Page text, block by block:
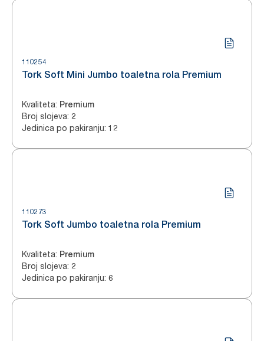
110254
Tork Soft Mini Jumbo toaletna rola Premium
Kvaliteta: Premium
Broj slojeva: 2
Jedinica po pakiranju: 12
110273
Tork Soft Jumbo toaletna rola Premium
Kvaliteta: Premium
Broj slojeva: 2
Jedinica po pakiranju: 6